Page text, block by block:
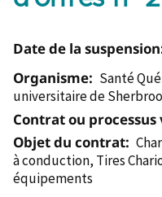
Date de la
Organisme: Santé
universitaire de
Contrat ou processus
Objet du contrat:
à conduction, Tires
équipements